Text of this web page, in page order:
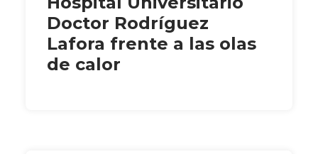
Doctor Rodríguez
Lafora frente a las olas
de calor